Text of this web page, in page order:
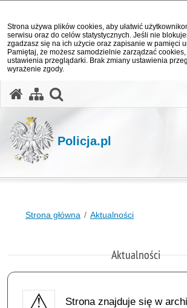
Strona używa plików cookies, aby ułatwić
serwisu oraz do celów statystycznych. Jeśli nie
zgadzasz się na ich użycie oraz zapisanie w pamięci
Pamiętaj, że możesz samodzielnie zarządzać
ustawienia przeglądarki. Brak zmiany ustawienia
wyrażenie zgody.
Policja.pl
Strona główna Aktualności
Aktualności
Strona znajduje się w